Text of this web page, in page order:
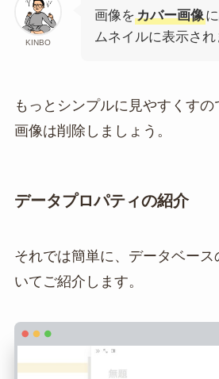
KINBO
画像をカバー画像
ムネイルに表示され
もっとシンプルに見やすくす
画像は削除しましょう。
データプロパティの紹介
それでは簡単に、データベー
いてご紹介します。